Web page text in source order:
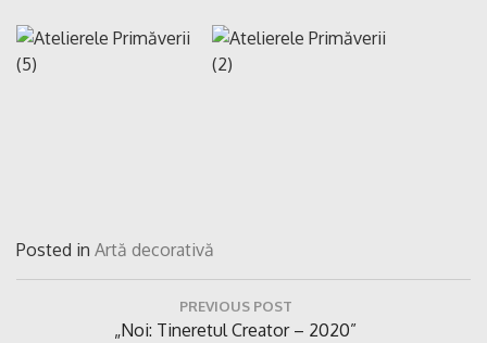
Posted in Artă decorativă
PREVIOUS POST
Previous
„Noi: Tineretul Creator – 2020”